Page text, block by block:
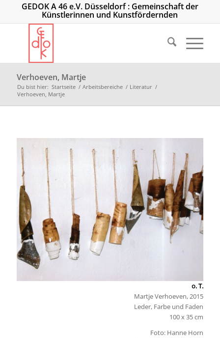
GEDOK A 46 e.V. Düsseldorf : Gemeinschaft der
Künstlerinnen und Kunstfördernden
Verhoeven, Martje
Du bist hier: Startseite / Arbeitsbereiche / Literatur /
Verhoeven, Martje
o. T.
Martje Verhoeven, 2015
Leder, Farbe und Faden
100 x 35 cm
Foto: Hanne Horn